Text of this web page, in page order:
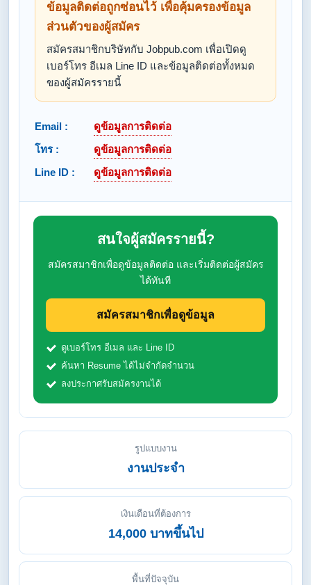
ข้อมูลติดต่อถูกซ่อนไว้ เพื่อคุ้มครองข้อมูล
ส่วนตัวของผู้สมัคร
สมัครสมาชิกบริษัทกับ Jobpub.com เพื่อเปิดดู
เบอร์โทร อีเมล Line ID และข้อมูลติดต่อทั้งหมด
ของผู้สมัครรายนี้
Email :
ดูข้อมูลการติดต่อ
โทร :
ดูข้อมูลการติดต่อ
Line ID :
ดูข้อมูลการติดต่อ
สนใจผู้สมัครรายนี้?
สมัครสมาชิกเพื่อดูข้อมูลติดต่อ และเริ่มติดต่อผู้สมัคร
ได้ทันที
สมัครสมาชิกเพื่อดูข้อมูล
ดูเบอร์โทร อีเมล และ Line ID
ค้นหา Resume ได้ไม่จำกัดจำนวน
ลงประกาศรับสมัครงานได้
รูปแบบงาน
งานประจำ
เงินเดือนที่ต้องการ
14,000 บาทขึ้นไป
พื้นที่ปัจจุบัน